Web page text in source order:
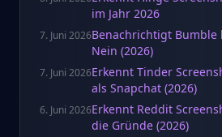
im Jahr 2026
7. Juni 2026Benachrichtigt Bumble
Nein (2026)
7. Juni 2026Erkennt Tinder
als Snapchat (2026)
6. Juni 2026Erkennt Reddit
die Gründe (2026)